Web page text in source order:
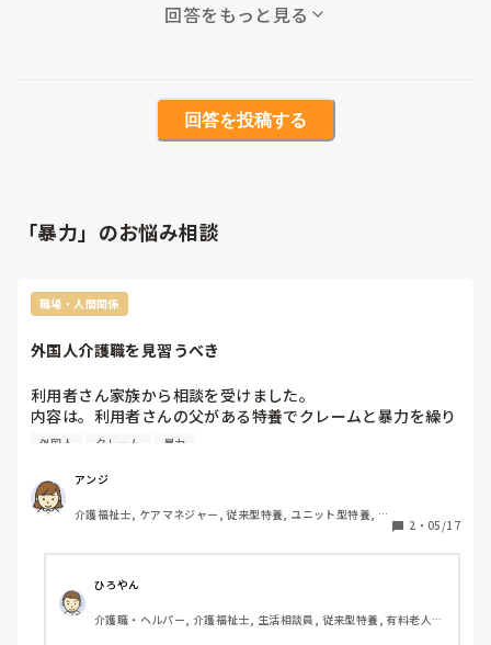
回答をもっと見る
回答を投稿する
「暴力」のお悩み相談
職場・人間関係
外国人介護職を見習うべき
利用者さん家族から相談を受けました。
内容は。利用者さんの父がある特養でクレームと暴力を繰り
返し、退所させられたという話でした。
の利用者を介護拒否活動を起こし、そこのお偉いさんから
「あなたのお父さんの暴力のせいで、せっかく日本へ来てく
れた外国人を辞めさせる訳にはいかない。退所してくださ
外国人は人としての労働環境を勝ち取りました。
日本人が同じ事をしても果たして認められたかは疑問です
が、外国人は勇気を持って勝ち取りました。
外国人 クレーム 暴力
アンジ
介護福祉士, ケアマネジャー, 従来型特養, ユニット型特養, 居
2 ・ 05/17
ひろやん
介護職・ヘルパー, 介護福祉士, 生活相談員, 従来型特養, 有料老人ホ